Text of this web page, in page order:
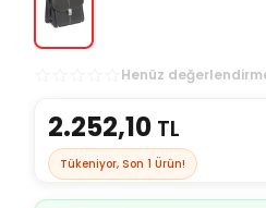
Henüz
2.252,10 TL
Tükeniyor, Son 1 Ürün!